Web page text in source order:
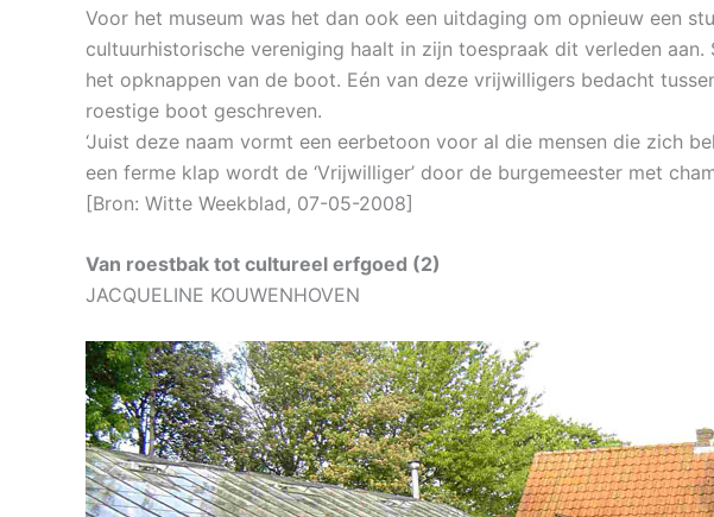
Voor het museum was het dan ook een uitdaging om opnieuw een
cultuurhistorische vereniging haalt in zijn toespraak dit verleden
het opknappen van de boot. Eén van deze vrijwilligers bedacht
roestige boot geschreven.
‘Juist deze naam vormt een eerbetoon voor al die mensen die zich
een ferme klap wordt de ‘Vrijwilliger’ door de burgemeester met
[Bron: Witte Weekblad, 07-05-2008]
Van roestbak tot cultureel erfgoed (2)
JACQUELINE KOUWENHOVEN